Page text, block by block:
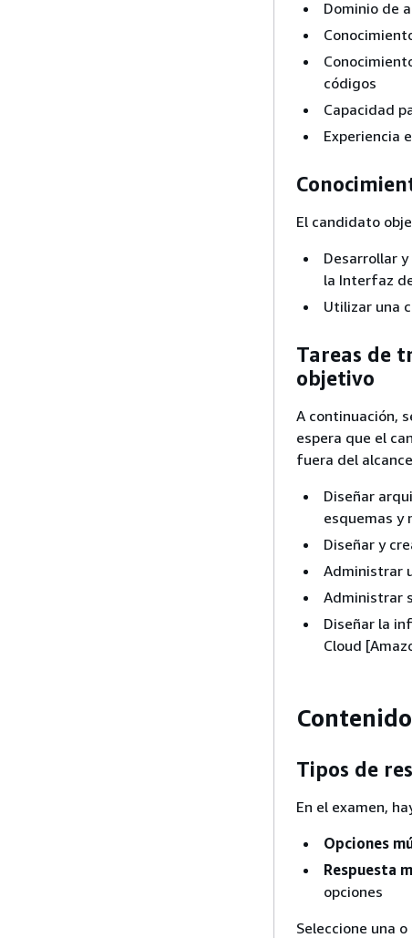
Dominio de
códigos
Capacidad
Experiencia
El candidato
Desarrollar
la Interfaz
Utilizar una
Tareas de
objetivo
A continuación,
espera que el
fuera del
Diseñar
esquemas y
Diseñar y
Administrar
Administrar
Diseñar la
Cloud
Tipos de
En el examen,
Opciones
Respuesta
opciones
Seleccione una